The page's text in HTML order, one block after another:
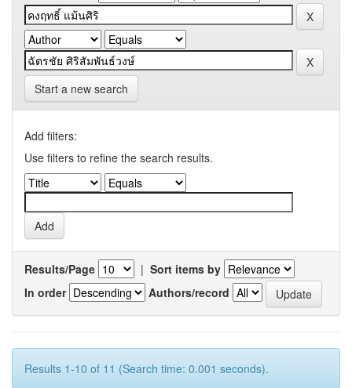
Start a new search
Add filters:
Use filters to refine the search results.
Results/Page | Sort items by
In order
Authors/record
Results 1-10 of 11 (Search time: 0.001 seconds).